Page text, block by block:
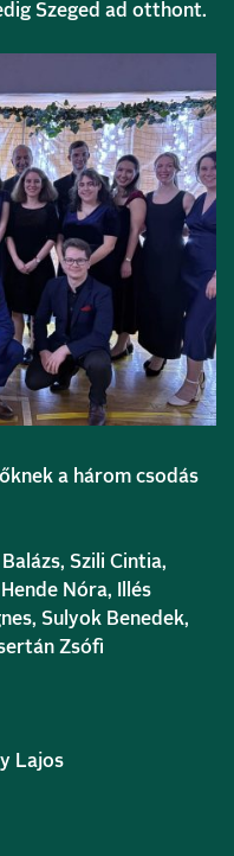
Szeged ad otthont.
a három csodás
Szili Cintia,
Nóra, Illés
Sulyok Benedek,
Zsófi
Lajos